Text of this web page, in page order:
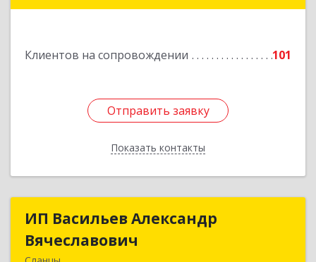
Клиентов на сопровождении 101
Отправить заявку
Показать контакты
Отправить заявку
Назад
ИП Васильев Александр
Вячеславович
ИП Васильев Александр